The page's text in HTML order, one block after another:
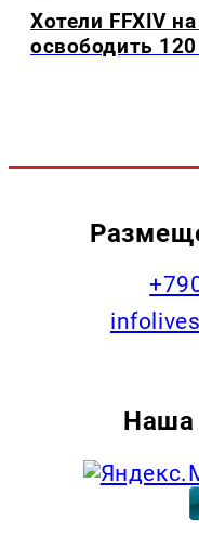
Хотели FFXIV
освободить
Наша